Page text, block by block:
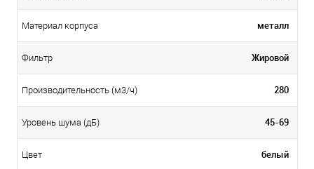
Материал корпуса металл
Фильтр Жировой
Производительность (м3/ч) 280
Уровень шума (дБ) 45-69
Цвет белый